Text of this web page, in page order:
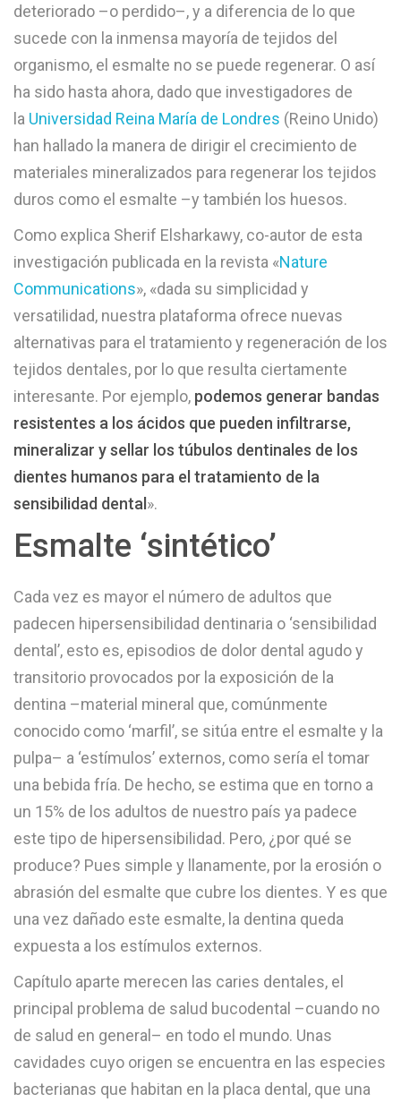
deteriorado –o perdido–, y a diferencia de lo que
sucede con la inmensa mayoría de tejidos del
organismo, el esmalte no se puede regenerar. O así
ha sido hasta ahora, dado que investigadores de
la Universidad Reina María de Londres (Reino Unido)
han hallado la manera de dirigir el crecimiento de
materiales mineralizados para regenerar los tejidos
duros como el esmalte –y también los huesos.
Como explica Sherif Elsharkawy, co-autor de esta
investigación publicada en la revista «Nature
Communications», «dada su simplicidad y
versatilidad, nuestra plataforma ofrece nuevas
alternativas para el tratamiento y regeneración de los
tejidos dentales, por lo que resulta ciertamente
interesante. Por ejemplo, podemos generar bandas
resistentes a los ácidos que pueden infiltrarse,
mineralizar y sellar los túbulos dentinales de los
dientes humanos para el tratamiento de la
sensibilidad dental».
Esmalte ‘sintético’
Cada vez es mayor el número de adultos que
padecen hipersensibilidad dentinaria o ‘sensibilidad
dental’, esto es, episodios de dolor dental agudo y
transitorio provocados por la exposición de la
dentina –material mineral que, comúnmente
conocido como ‘marfil’, se sitúa entre el esmalte y la
pulpa– a ‘estímulos’ externos, como sería el tomar
una bebida fría. De hecho, se estima que en torno a
un 15% de los adultos de nuestro país ya padece
este tipo de hipersensibilidad. Pero, ¿por qué se
produce? Pues simple y llanamente, por la erosión o
abrasión del esmalte que cubre los dientes. Y es que
una vez dañado este esmalte, la dentina queda
expuesta a los estímulos externos.
Capítulo aparte merecen las caries dentales, el
principal problema de salud bucodental –cuando no
de salud en general– en todo el mundo. Unas
cavidades cuyo origen se encuentra en las especies
bacterianas que habitan en la placa dental, que una